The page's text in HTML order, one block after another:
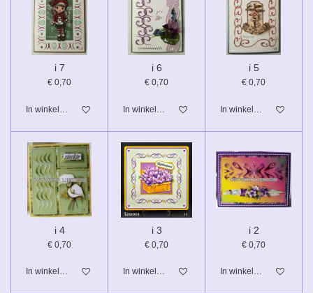
i 7
€ 0,70
In winkelwagen
i 6
€ 0,70
In winkelwagen
i 5
€ 0,70
In winkelwagen
i 4
€ 0,70
In winkelwagen
i 3
€ 0,70
In winkelwagen
i 2
€ 0,70
In winkelwagen